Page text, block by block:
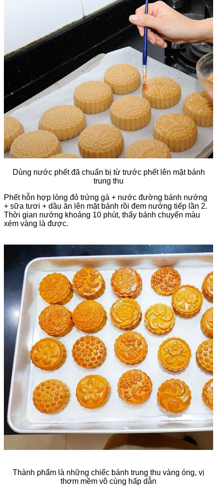
Dùng nước phết đã chuẩn bị từ trước phết lên mặt bánh
trung thu
Phết hỗn hợp lòng đỏ trứng gà + nước đường bánh nướng
+ sữa tươi + dầu ăn lên mặt bánh rồi đem nướng tiếp lần 2.
Thời gian nướng khoảng 10 phút, thấy bánh chuyển màu
xém vàng là được.
Thành phẩm là những chiếc bánh trung thu vàng óng, vị
thơm mềm vô cùng hấp dẫn